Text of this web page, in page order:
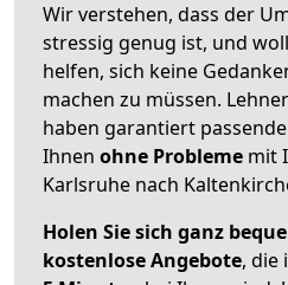
Wir verstehen, dass der
stressig genug ist, und
helfen, sich keine
machen zu müssen.
haben garantiert
Ihnen ohne Probleme mit
Karlsruhe nach
Holen Sie sich ganz
kostenlose Angebote, die